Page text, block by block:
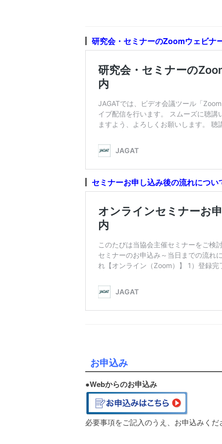
研究会・セミナーのZoomウェビナ
セミナーお申し込み後の流れについ
お申込み
●Webからのお申込み
必要事項をご記入のうえ、お申込みくだ